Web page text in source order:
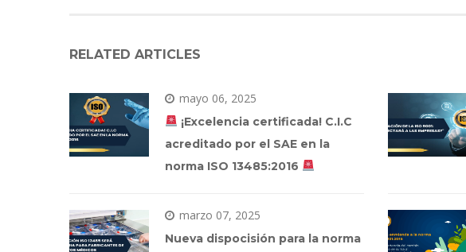
RELATED ARTICLES
mayo 06, 2025
¡Excelencia certificada! C.I.C
acreditado por el SAE en la
norma ISO 13485:2016
marzo 07, 2025
Nueva dispocisión para la norma